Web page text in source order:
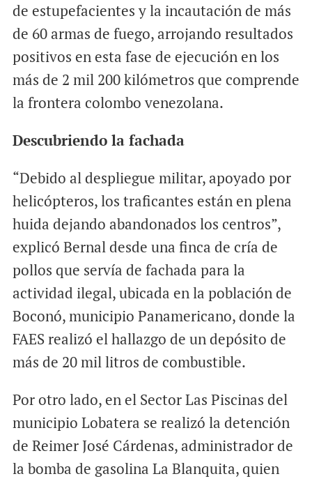
de estupefacientes y la incautación de más
de 60 armas de fuego, arrojando resultados
positivos en esta fase de ejecución en los
más de 2 mil 200 kilómetros que comprende
la frontera colombo venezolana.
Descubriendo la fachada
“Debido al despliegue militar, apoyado por
helicópteros, los traficantes están en plena
huida dejando abandonados los centros”,
explicó Bernal desde una finca de cría de
pollos que servía de fachada para la
actividad ilegal, ubicada en la población de
Boconó, municipio Panamericano, donde la
FAES realizó el hallazgo de un depósito de
más de 20 mil litros de combustible.
Por otro lado, en el Sector Las Piscinas del
municipio Lobatera se realizó la detención
de Reimer José Cárdenas, administrador de
la bomba de gasolina La Blanquita, quien